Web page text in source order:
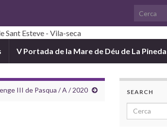
Search for:
V Portada de la Mare de Déu de La Pineda
III de Pasqua / A / 2020 SEARCH
Search for: